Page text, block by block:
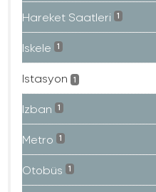
Hareket Saatleri 1
Iskele 1
Istasyon 1
Izban 1
Metro 1
Otobüs 1